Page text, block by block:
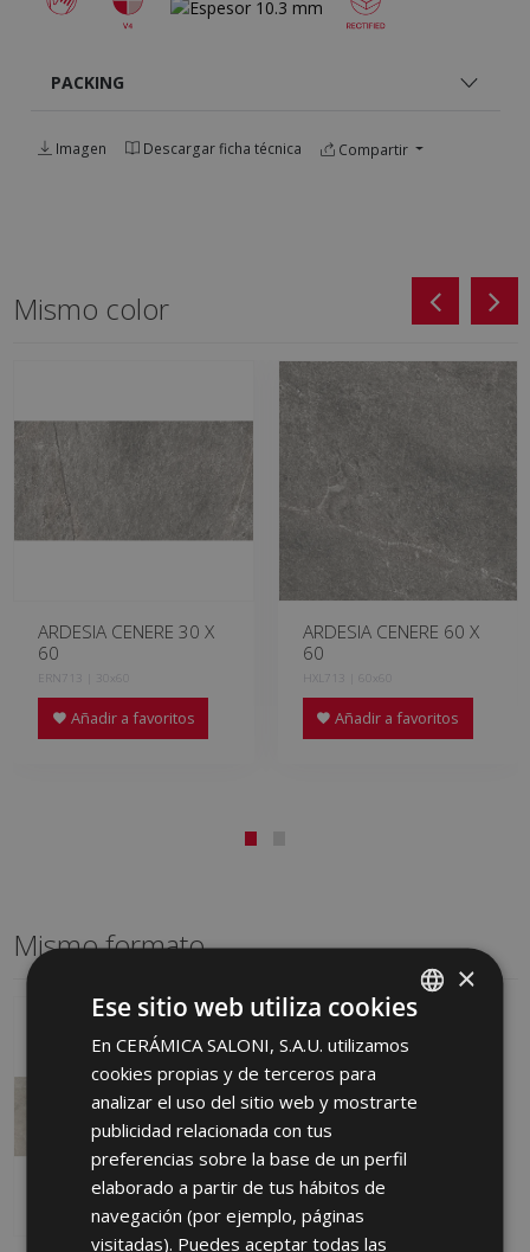
PACKING
Imagen Descargar ficha técnica Compartir
Mismo color
ARDESIA CENERE 30 X
60
ERN713 | 30x60
Añadir a favoritos
ARDESIA CENERE 60 X
60
HXL713 | 60x60
Añadir a favoritos
Mismo formato
SPANISH
ENGLISH
GERMAN
×
Ese sitio web utiliza cookies
En CERÁMICA SALONI, S.A.U. utilizamos
cookies propias y de terceros para
analizar el uso del sitio web y mostrarte
publicidad relacionada con tus
preferencias sobre la base de un perfil
elaborado a partir de tus hábitos de
navegación (por ejemplo, páginas
visitadas). Puedes aceptar todas las